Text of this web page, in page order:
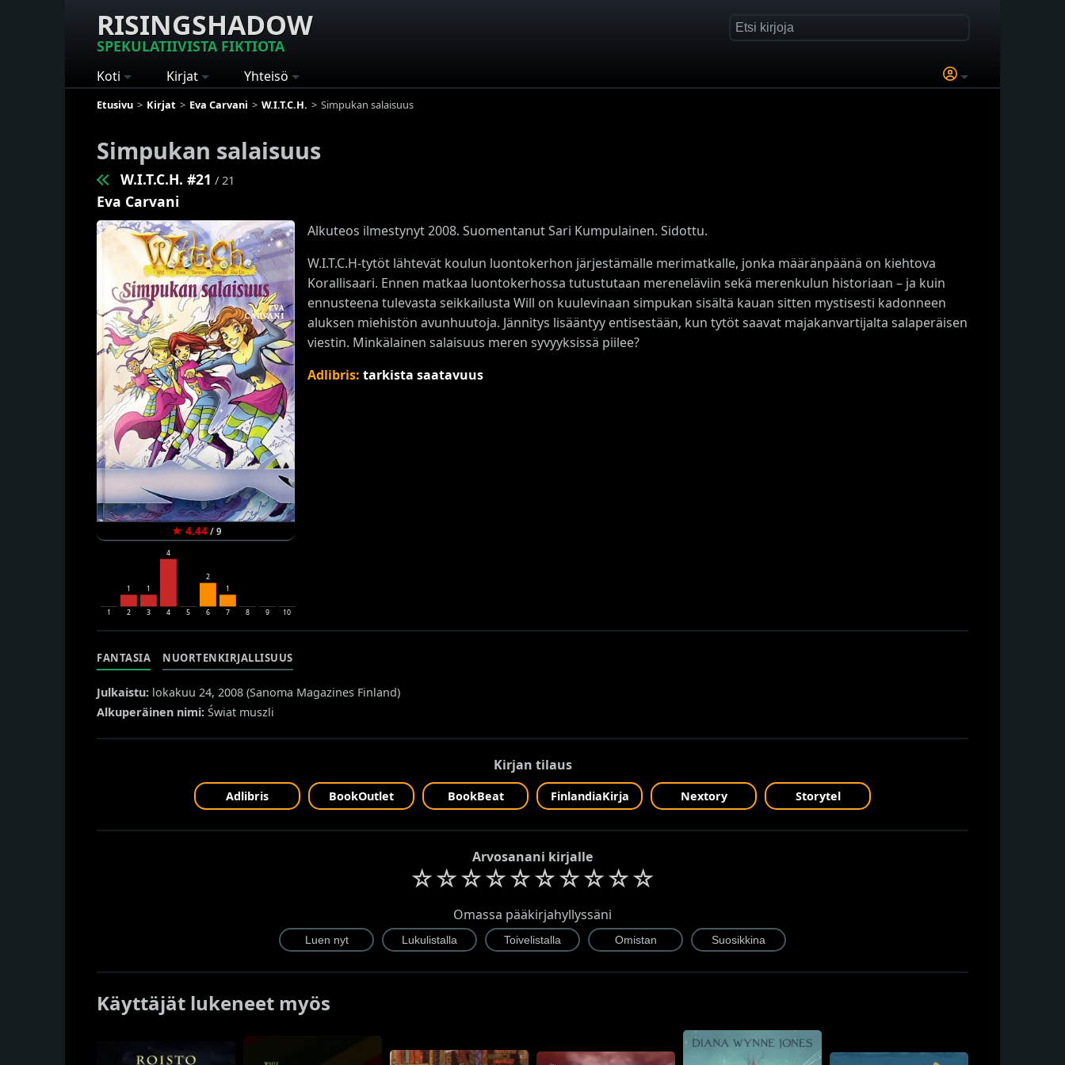
RISINGSHADOW
SPEKULATIIVISTA FIKTIOTA
Koti Kirjat Yhteisö
Etusivu Kirjat Eva Carvani W.I.T.C.H. Simpukan salaisuus
Simpukan salaisuus
W.I.T.C.H. #21 / 21
Eva Carvani
★ 4.44/ 9
1
1
2
1
3
4
4 5
2
6
1
7 8 9 10
Alkuteos ilmestynyt 2008. Suomentanut Sari Kumpulainen. Sidottu.
W.I.T.C.H-tytöt lähtevät koulun luontokerhon järjestämälle merimatkalle, jonka määränpäänä on kiehtova
Korallisaari. Ennen matkaa luontokerhossa tutustutaan mereneläviin sekä merenkulun historiaan – ja kuin
ennusteena tulevasta seikkailusta Will on kuulevinaan simpukan sisältä kauan sitten mystisesti kadonneen
aluksen miehistön avunhuutoja. Jännitys lisääntyy entisestään, kun tytöt saavat majakanvartijalta salaperäisen
viestin. Minkälainen salaisuus meren syvyyksissä piilee?
Adlibris: tarkista saatavuus
FANTASIA NUORTENKIRJALLISUUS
Julkaistu: lokakuu 24, 2008 (Sanoma Magazines Finland)
Alkuperäinen nimi: Świat muszli
Kirjan tilaus
Adlibris BookOutlet BookBeat FinlandiaKirja Nextory Storytel
Arvosanani kirjalle
☆☆☆☆☆☆☆☆☆☆
Omassa pääkirjahyllyssäni
Käyttäjät lukeneet myös